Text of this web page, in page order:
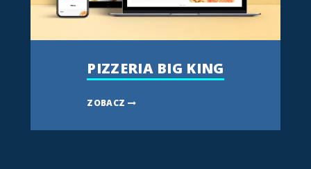
PIZZERIA BIG KING
ZOBACZ